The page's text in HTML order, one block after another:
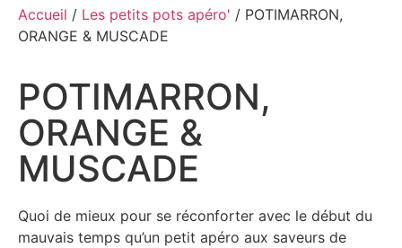
Accueil / Les petits pots apéro' / POTIMARRON,
ORANGE & MUSCADE
POTIMARRON,
ORANGE &
MUSCADE
Quoi de mieux pour se réconforter avec le début du
mauvais temps qu’un petit apéro aux saveurs de